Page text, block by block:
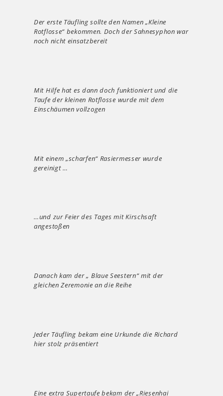
Der erste Täufling sollte den Namen „Kleine
Rotflosse“ bekommen. Doch der Sahnesyphon war
noch nicht einsatzbereit
Mit Hilfe hat es dann doch funktioniert und die
Taufe der kleinen Rotflosse wurde mit dem
Einschäumen vollzogen
Mit einem „scharfen“ Rasiermesser wurde
gereinigt …
…und zur Feier des Tages mit Kirschsaft
angestoßen
Danach kam der „ Blaue Seestern“ mit der
gleichen Zeremonie an die Reihe
Jeder Täufling bekam eine Urkunde die Richard
hier stolz präsentiert
Eine extra Supertaufe bekam der „Riesenhai